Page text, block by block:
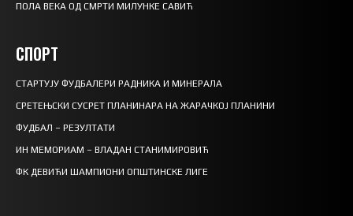
ПОЛА ВЕКА ОД СМРТИ МИЛУНКЕ САВИЋ
СПОРТ
СТАРТУЈУ ФУДБАЛЕРИ РАДНИКА И МИНЕРАЛА
СРЕТЕЊСКИ СУСРЕТ ПЛАНИНАРА НА ЖАРАЧКОЈ ПЛАНИНИ
ФУДБАЛ – РЕЗУЛТАТИ
ИН МЕМОРИАМ – ВЛАДАН СТАНИМИРОВИЋ
ФК ДЕВИЋИ ШАМПИОНИ ОПШТИНСКЕ ЛИГЕ